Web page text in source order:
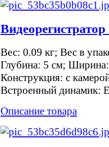
Вес: 0.09 кг; Вес в
Глубина: 5 см;
Конструкция: с
Встроенный динамик:
Описание товара